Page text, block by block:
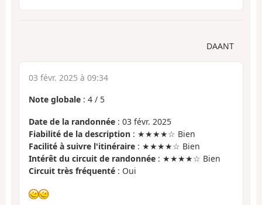
DAANT
03 févr. 2025 à 09:34
Note globale : 4 / 5
Date de la randonnée : 03 févr. 2025
Fiabilité de la description : ★★★★☆ Bien
Facilité à suivre l'itinéraire : ★★★★☆ Bien
Intérêt du circuit de randonnée : ★★★★☆ Bien
Circuit très fréquenté : Oui